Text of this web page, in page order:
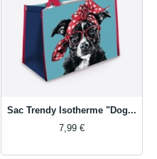
Sac Trendy Isotherme "Dog...
7,99 €